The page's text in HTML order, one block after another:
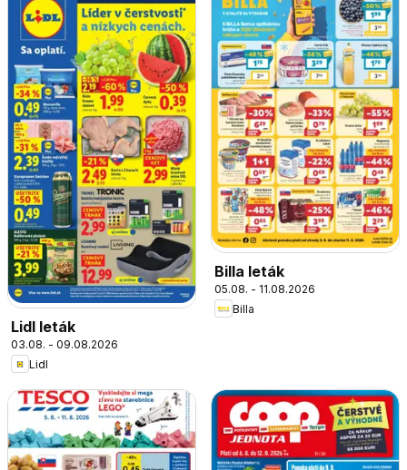
Lidl leták
03.08. - 09.08.2026
Lidl
Billa leták
05.08. - 11.08.2026
Billa